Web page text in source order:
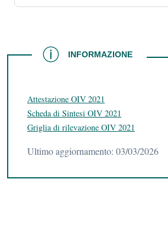
INFORMAZIONE
INFORMAZIONE
Attestazione OIV 2021
Scheda di Sintesi OIV 2021
Griglia di rilevazione OIV 2021
Ultimo aggiornamento: 03/03/2026